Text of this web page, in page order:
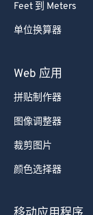
Feet 到 Meters
单位换算器
Web 应用
拼贴制作器
图像调整器
裁剪图片
颜色选择器